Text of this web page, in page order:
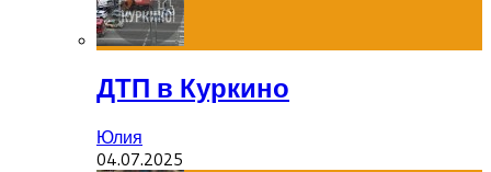
ДТП в Куркино
Юлия
04.07.2025